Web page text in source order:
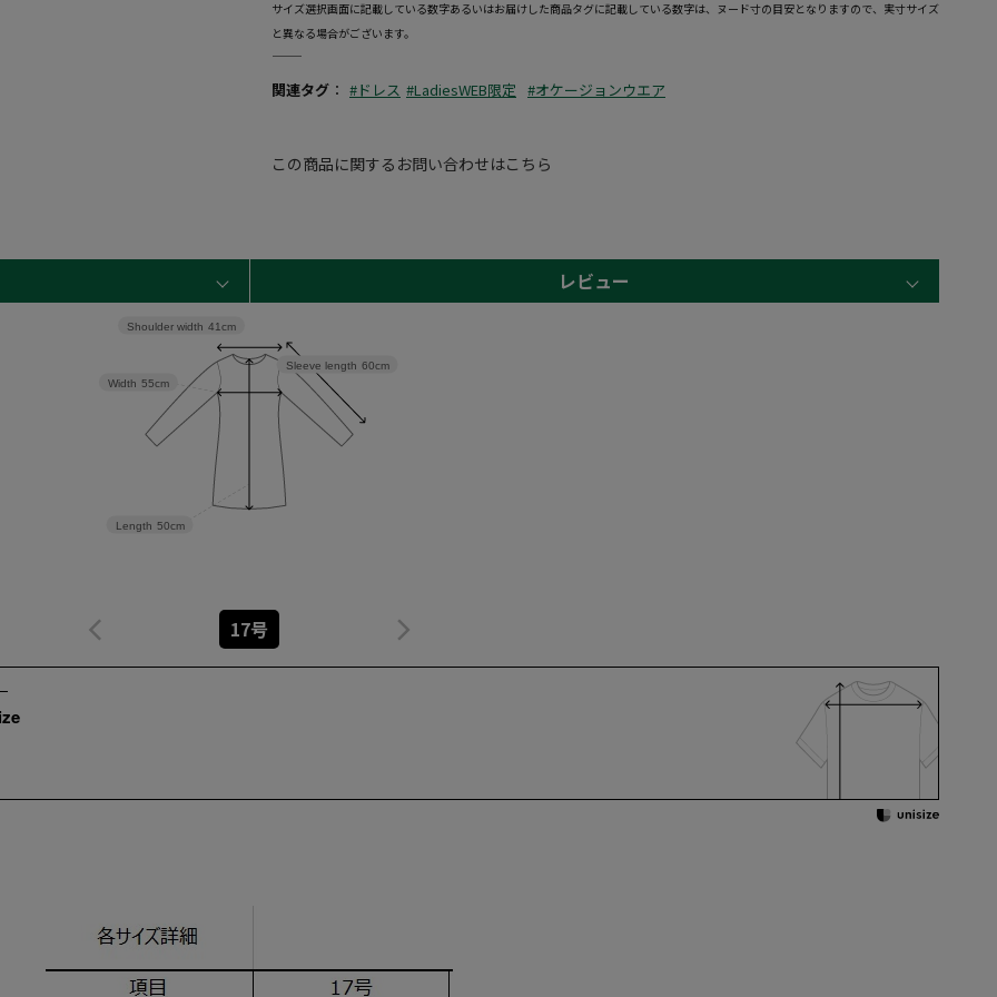
サイズ選択画面に記載している数字あるいはお届けした商品タグに記載している数字は、ヌード寸の目安となりますので、実寸サイズ
と異なる場合がございます。
―――――――――――――――――――――――
関連タグ ： #ドレス #LadiesWEB限定 #オケージョンウエア
この商品に関するお問い合わせはこちら
レビュー
Sleeve length 60cm
Length 50cm
Width 55cm
Shoulder width 41cm
17号